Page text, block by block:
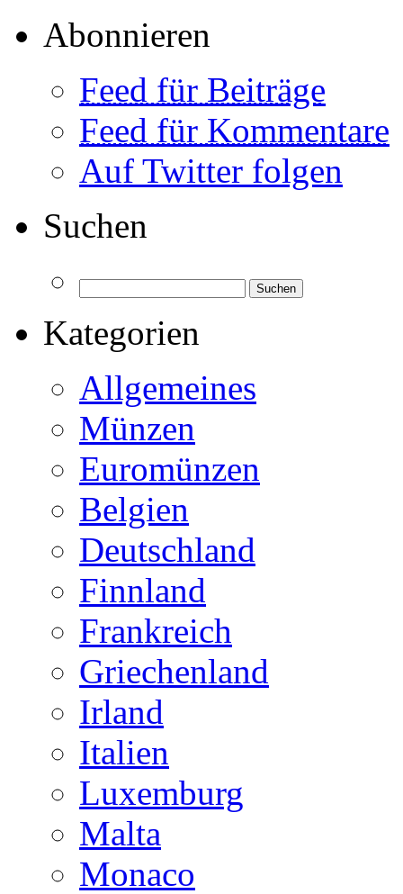
Abonnieren
Feed für Beiträge
Feed für Kommentare
Auf Twitter folgen
Suchen
Kategorien
Allgemeines
Münzen
Euromünzen
Belgien
Deutschland
Finnland
Frankreich
Griechenland
Irland
Italien
Luxemburg
Malta
Monaco